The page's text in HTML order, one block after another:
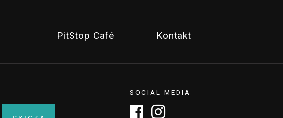
PitStop Café Kontakt
SOCIAL MEDIA